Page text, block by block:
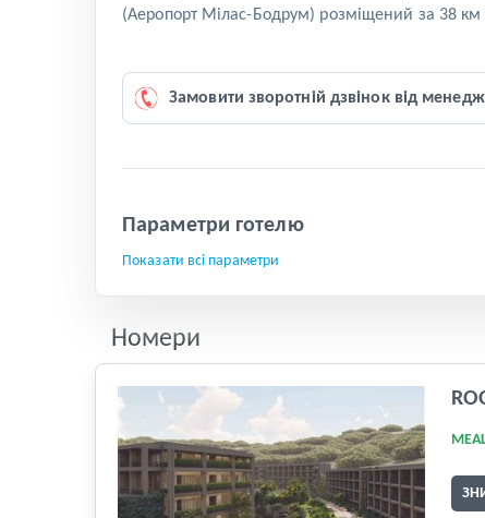
(Аеропорт Мілас-Бодрум) розміщений за 38 км
Замовити зворотній дзвінок від
Параметри готелю
Показати всі параметри
Номери